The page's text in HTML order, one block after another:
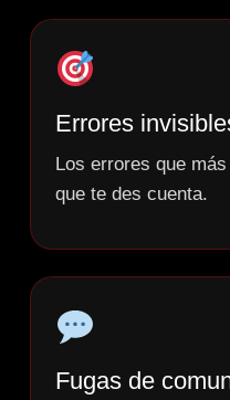
Errores
Los errores que
que te des cuenta.
Fugas de